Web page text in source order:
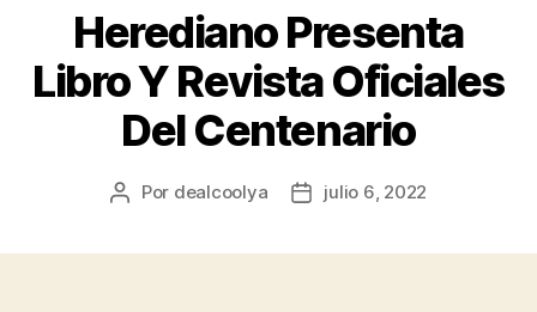
Herediano Presenta
Libro Y Revista Oficiales
Del Centenario
Autor
Por dealcoolya
Fechajulio 6, 2022